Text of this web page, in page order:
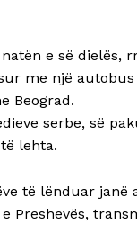
e së dielës,
me një
Beograd.
serbe, së
lehta.
të lënduar janë
Preshevës,